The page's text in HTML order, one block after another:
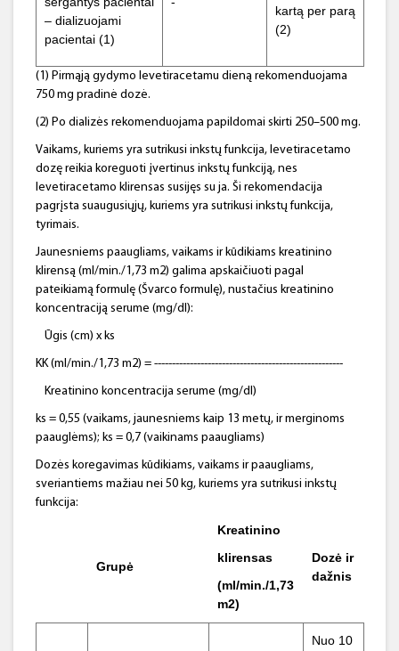
– dializuojami
pacientai (1)
kartą per parą
(2)
(1) Pirmąją gydymo levetiracetamu dieną rekomenduojama
750 mg pradinė dozė.
(2) Po dializės rekomenduojama papildomai skirti 250–500 mg.
Vaikams, kuriems yra sutrikusi inkstų funkcija, levetiracetamo
dozę reikia koreguoti įvertinus inkstų funkciją, nes
levetiracetamo klirensas susijęs su ja. Ši rekomendacija
pagrįsta suaugusiųjų, kuriems yra sutrikusi inkstų funkcija,
tyrimais.
Jaunesniems paaugliams, vaikams ir kūdikiams kreatinino
klirensą (ml/min./1,73 m2) galima apskaičiuoti pagal
pateikiamą formulę (Švarco formulę), nustačius kreatinino
koncentraciją serume (mg/dl):
Ūgis (cm) x ks
KK (ml/min./1,73 m2) = -----------------------------------------------------
Kreatinino koncentracija serume (mg/dl)
ks = 0,55 (vaikams, jaunesniems kaip 13 metų, ir merginoms
paauglėms); ks = 0,7 (vaikinams paaugliams)
Dozės koregavimas kūdikiams, vaikams ir paaugliams,
sveriantiems mažiau nei 50 kg, kuriems yra sutrikusi inkstų
funkcija:
Grupė
Kreatinino
klirensas
(ml/min./1,73
m2)
Dozė ir
dažnis
Nuo 10